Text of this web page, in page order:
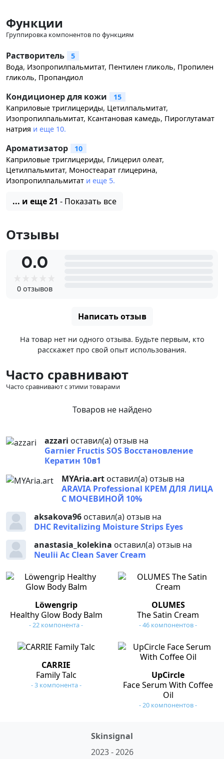
Функции
Группировка компонентов по функциям
Растворитель
5
Вода, Изопропилпальмитат, Пентилен гликоль, Пропилен
гликоль, Пропандиол
Кондиционер для кожи
15
Каприловые триглицериды, Цетилпальмитат,
Изопропилпальмитат, Ксантановая камедь, Пироглутамат
натрия и еще 10.
Ароматизатор
10
Каприловые триглицериды, Глицерил олеат,
Цетилпальмитат, Моностеарат глицерина,
Изопропилпальмитат и еще 5.
... и еще 21 - Показать все
Отзывы
0.0
0 отзывов
Написать отзыв
На товар нет ни одного отзыва. Будьте первым, кто
расскажет про свой опыт использования.
Часто сравнивают
Часто сравнивают с этими товарами
Товаров не найдено
azzari оставил(а) отзыв на
Garnier Fructis SOS Восстановление
Кератин 10в1
MYAria.art оставил(а) отзыв на
ARAVIA Professional КРЕМ ДЛЯ ЛИЦА
С МОЧЕВИНОЙ 10%
aksakova96 оставил(а) отзыв на
DHC Revitalizing Moisture Strips Eyes
anastasia_kolekina оставил(а) отзыв на
Neulii Ac Clean Saver Cream
Löwengrip
Healthy Glow Body Balm
- 22 компонента -
OLUMES
The Satin Cream
- 46 компонентов -
CARRIE
Family Talc
- 3 компонента -
UpCircle
Face Serum With Coffee
Oil
- 20 компонентов -
Skinsignal
2023 - 2026